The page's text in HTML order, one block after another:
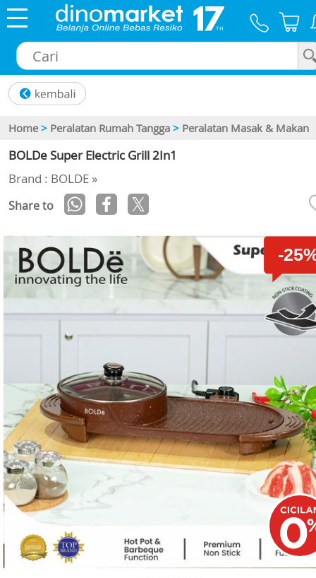
Home > Peralatan Rumah Tangga > Peralatan Masak & Makan
BOLDe Super Electric Grill 2In1
Brand : BOLDE »
Share to
-